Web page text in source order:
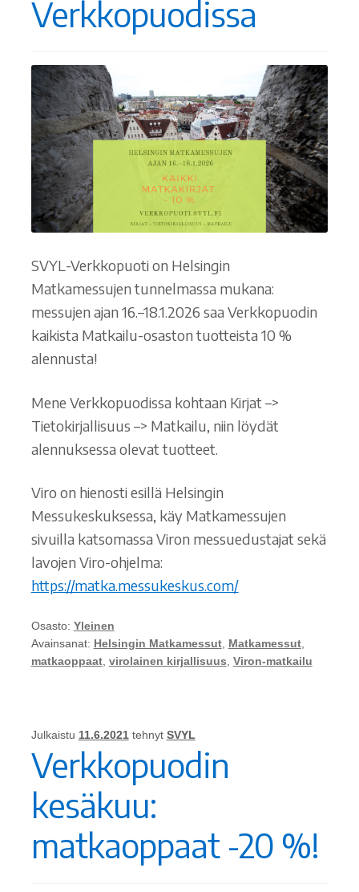
Tilaus- ja sopimusehdot sekä tietosuojaseloste
Saavutettavuusseloste
Verkkopuodissa
SVYL-Verkkopuoti on Helsingin
Matkamessujen tunnelmassa mukana:
messujen ajan 16.–18.1.2026 saa Verkkopuodin
kaikista Matkailu-osaston tuotteista 10 %
alennusta!
Mene Verkkopuodissa kohtaan Kirjat –>
Tietokirjallisuus –> Matkailu, niin löydät
alennuksessa olevat tuotteet.
Viro on hienosti esillä Helsingin
Messukeskuksessa, käy Matkamessujen
sivuilla katsomassa Viron messuedustajat sekä
lavojen Viro-ohjelma:
https://matka.messukeskus.com/
Osasto: Yleinen
Avainsanat: Helsingin Matkamessut, Matkamessut,
matkaoppaat, virolainen kirjallisuus, Viron-matkailu
Julkaistu 11.6.2021 tehnyt SVYL
Verkkopuodin
kesäkuu:
matkaoppaat -20 %!